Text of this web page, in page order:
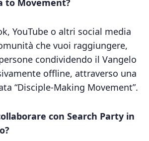
to Movement?
YouTube o altri social media
che vuoi raggiungere,
condividendo il Vangelo
offline, attraverso una
“Disciple-Making Movement”.
con Search Party in